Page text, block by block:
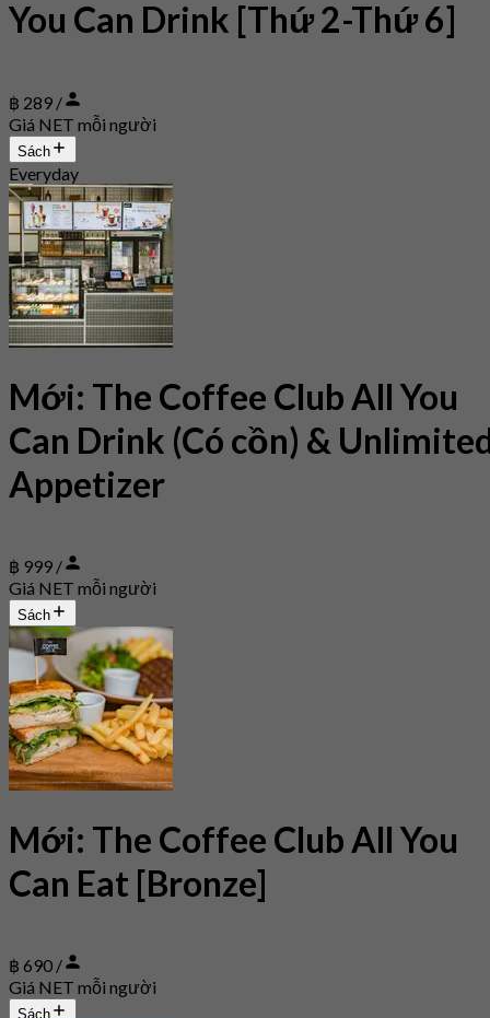
You Can Drink [Thứ 2-Thứ 6]
฿ 289 /
Giá NET mỗi người
Sách
Everyday
Mới: The Coffee Club All You
Can Drink (Có cồn) &
Appetizer
฿ 999 /
Giá NET mỗi người
Sách
Mới: The Coffee Club All You
Can Eat [Bronze]
฿ 690 /
Giá NET mỗi người
Sách